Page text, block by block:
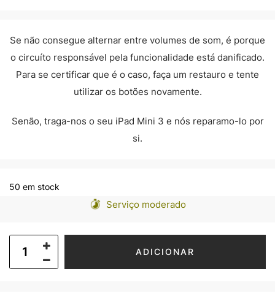
Se não consegue alternar entre volumes de som, é porque
o circuíto responsável pela funcionalidade está danificado.
Para se certificar que é o caso, faça um restauro e tente
utilizar os botões novamente.
Senão, traga-nos o seu iPad Mini 3 e nós reparamo-lo por
si.
50 em stock
Serviço moderado
ADICIONAR